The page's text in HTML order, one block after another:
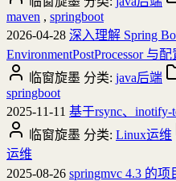
maven , springboot
2026-04-28 深入理解 Spring
EnvironmentPostProcessor 与
临窗旋墨 分类: java后端
springboot
2025-11-11 基于rsync、
临窗旋墨 分类: Linux运维
运维
2025-08-26 springmvc 4.3 的